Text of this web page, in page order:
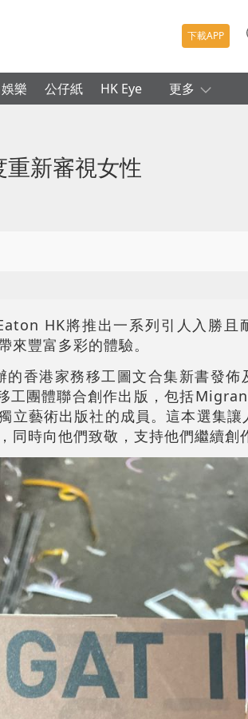
下載APP
娛樂 公仔紙 HK Eye 更多
新審視女性
HK將推出一系列引人入勝且
豐富多彩的體驗。
香港家務移工圖文合集新書發佈
工團體聯合創作出版，包括
藝術出版社的成員。這本選集讓
時向他們致敬，支持他們繼續創